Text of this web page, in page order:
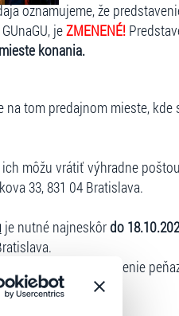
oznamujeme, že
jeZMENENÉ!
konania.
tom predajnom mieste, kde
ich môžu vrátiť výhradne
33, 831 04 Bratislava.
je nutné najneskôrdo
, môže požiadať o vrátenie